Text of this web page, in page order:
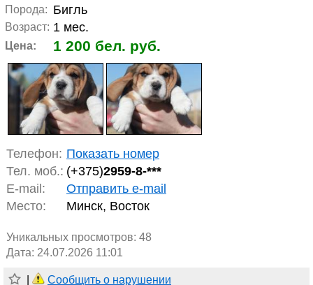
Порода: Бигль
Возраст: 1 мес.
Цена: 1 200 бел. руб.
Телефон: Показать номер
Тел. моб.: (+375)2959-8-***
E-mail:
Отправить e-mail
Место:
Минск, Восток
Уникальных просмотров: 48
Дата: 24.07.2026 11:01
Сообщить о нарушении